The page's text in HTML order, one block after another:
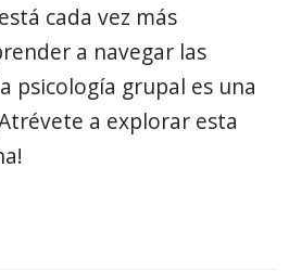
cada vez más
a navegar las
psicología grupal es una
a explorar esta